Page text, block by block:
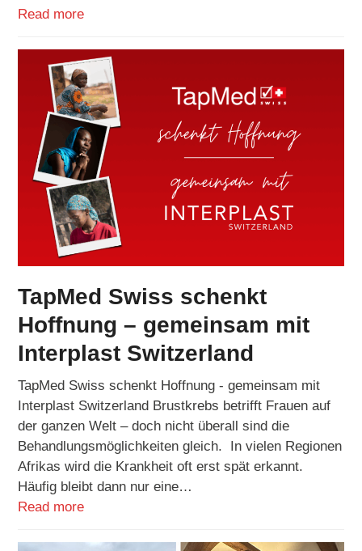
Read more
TapMed Swiss schenkt
Hoffnung – gemeinsam mit
Interplast Switzerland
TapMed Swiss schenkt Hoffnung - gemeinsam mit
Interplast Switzerland Brustkrebs betrifft Frauen auf
der ganzen Welt – doch nicht überall sind die
Behandlungsmöglichkeiten gleich. In vielen Regionen
Afrikas wird die Krankheit oft erst spät erkannt.
Häufig bleibt dann nur eine…
Read more